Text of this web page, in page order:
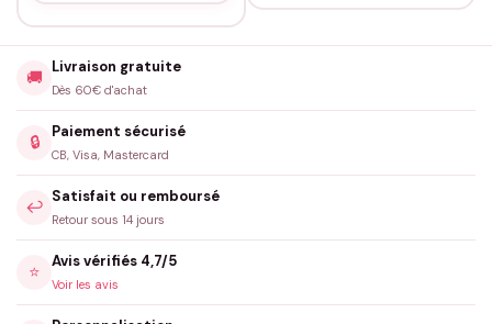
🚚
Livraison gratuite
Dès 60€ d'achat
🔒
Paiement sécurisé
CB, Visa, Mastercard
↩️
Satisfait ou remboursé
Retour sous 14 jours
⭐
Avis vérifiés 4,7/5
Voir les avis